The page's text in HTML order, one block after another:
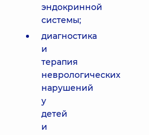
эндокринной
системы;
диагностика
и
терапия
неврологических
нарушений
у
детей
и